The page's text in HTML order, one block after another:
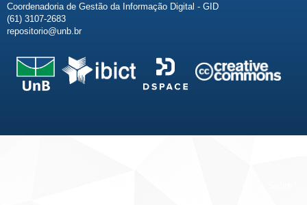
Coordenadoria de Gestão da Informação Digital - GID
(61) 3107-2683
repositorio@unb.br